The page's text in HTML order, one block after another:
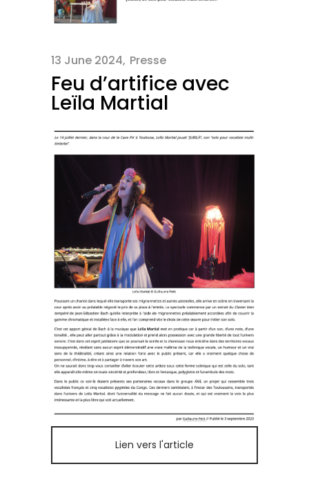
13 June 2024 Presse
Feu d’artifice avec
Leïla Martial
Lien vers l'article